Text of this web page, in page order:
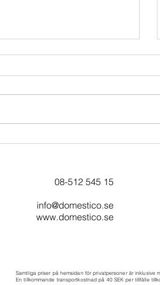
08-512 545 15
info@domestico.se
www.domestico.se
Samtliga priser på hemsidan för privatpersoner är inklusive
En tillkommande transportkostnad på 40 SEK per tillfälle